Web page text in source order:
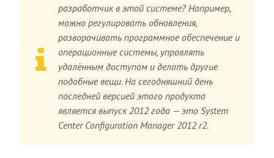
разработчик в этой системе? Например,
можно регулировать обновления,
разворачивать программное обеспечение и
операционные системы, управлять
удалённым доступом и делать другие
подобные вещи. На сегодняшний день
последней версией этого продукта
является выпуск 2012 года — это System
Center Configuration Manager 2012 r2.